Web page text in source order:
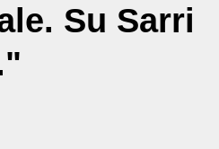
Su Sarri